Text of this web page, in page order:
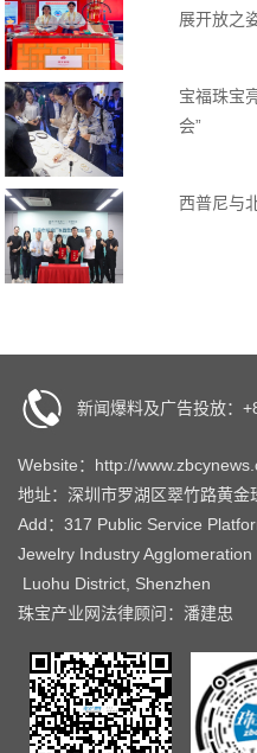
展开放之
宝福珠宝
会”
西普尼与
新闻爆料及广告投放：
Website：http://
地址：深圳市罗湖区翠竹路黄
Add：317 Public Service
Jewelry Industry Agglomeration
Luohu District, Shenzhen
珠宝产业网法律顾问：潘建忠